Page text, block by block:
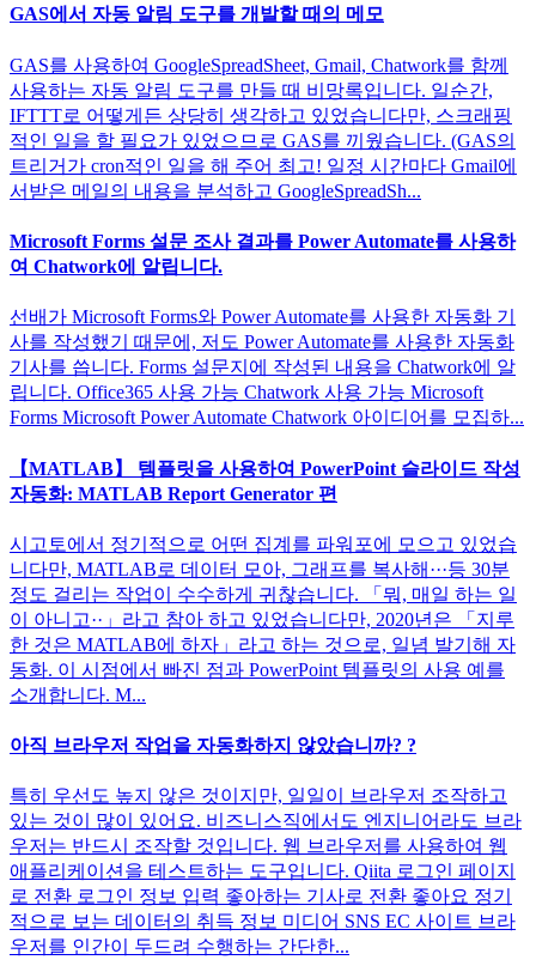
GAS에서 자동 알림 도구를 개발할 때의 메모
GAS를 사용하여 GoogleSpreadSheet, Gmail, Chatwork를 함께
사용하는 자동 알림 도구를 만들 때 비망록입니다. 일순간,
IFTTT로 어떻게든 상당히 생각하고 있었습니다만, 스크래핑
적인 일을 할 필요가 있었으므로 GAS를 끼웠습니다. (GAS의
트리거가 cron적인 일을 해 주어 최고! 일정 시간마다 Gmail에
서받은 메일의 내용을 분석하고 GoogleSpreadSh...
Microsoft Forms 설문 조사 결과를 Power Automate를 사용하
여 Chatwork에 알립니다.
선배가 Microsoft Forms와 Power Automate를 사용한 자동화 기
사를 작성했기 때문에, 저도 Power Automate를 사용한 자동화
기사를 씁니다. Forms 설문지에 작성된 내용을 Chatwork에 알
립니다. Office365 사용 가능 Chatwork 사용 가능 Microsoft
Forms Microsoft Power Automate Chatwork 아이디어를 모집하...
【MATLAB】 템플릿을 사용하여 PowerPoint 슬라이드 작성
자동화: MATLAB Report Generator 편
시고토에서 정기적으로 어떤 집계를 파워포에 모으고 있었습
니다만, MATLAB로 데이터 모아, 그래프를 복사해···등 30분
정도 걸리는 작업이 수수하게 귀찮습니다. 「뭐, 매일 하는 일
이 아니고··」라고 참아 하고 있었습니다만, 2020년은 「지루
한 것은 MATLAB에 하자」라고 하는 것으로, 일념 발기해 자
동화. 이 시점에서 빠진 점과 PowerPoint 템플릿의 사용 예를
소개합니다. M...
아직 브라우저 작업을 자동화하지 않았습니까? ?
특히 우선도 높지 않은 것이지만, 일일이 브라우저 조작하고
있는 것이 많이 있어요. 비즈니스직에서도 엔지니어라도 브라
우저는 반드시 조작할 것입니다. 웹 브라우저를 사용하여 웹
애플리케이션을 테스트하는 도구입니다. Qiita 로그인 페이지
로 전환 로그인 정보 입력 좋아하는 기사로 전환 좋아요 정기
적으로 보는 데이터의 취득 정보 미디어 SNS EC 사이트 브라
우저를 인간이 두드려 수행하는 간단한...